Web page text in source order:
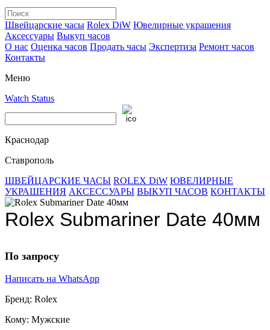
Швейцарские часы Rolex DiW Ювелирные украшения
Аксессуары Выкуп часов
О нас Оценка часов Продать часы Экспертиза Ремонт часов
Контакты
Меню
Watch Status
Краснодар
Ставрополь
ШВЕЙЦАРСКИЕ ЧАСЫ ROLEX DiW ЮВЕЛИРНЫЕ
УКРАШЕНИЯ АКСЕССУАРЫ ВЫКУП ЧАСОВ КОНТАКТЫ
Rolex Submariner Date 40мм
По запросу
Написать на WhatsApp
Бренд: Rolex
Кому: Мужские